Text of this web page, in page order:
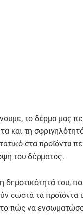
το δέρμα μας
και τη
στα προϊόντα
του δέρματος.
δημοτικότητά του,
σωστά τα
πώς να